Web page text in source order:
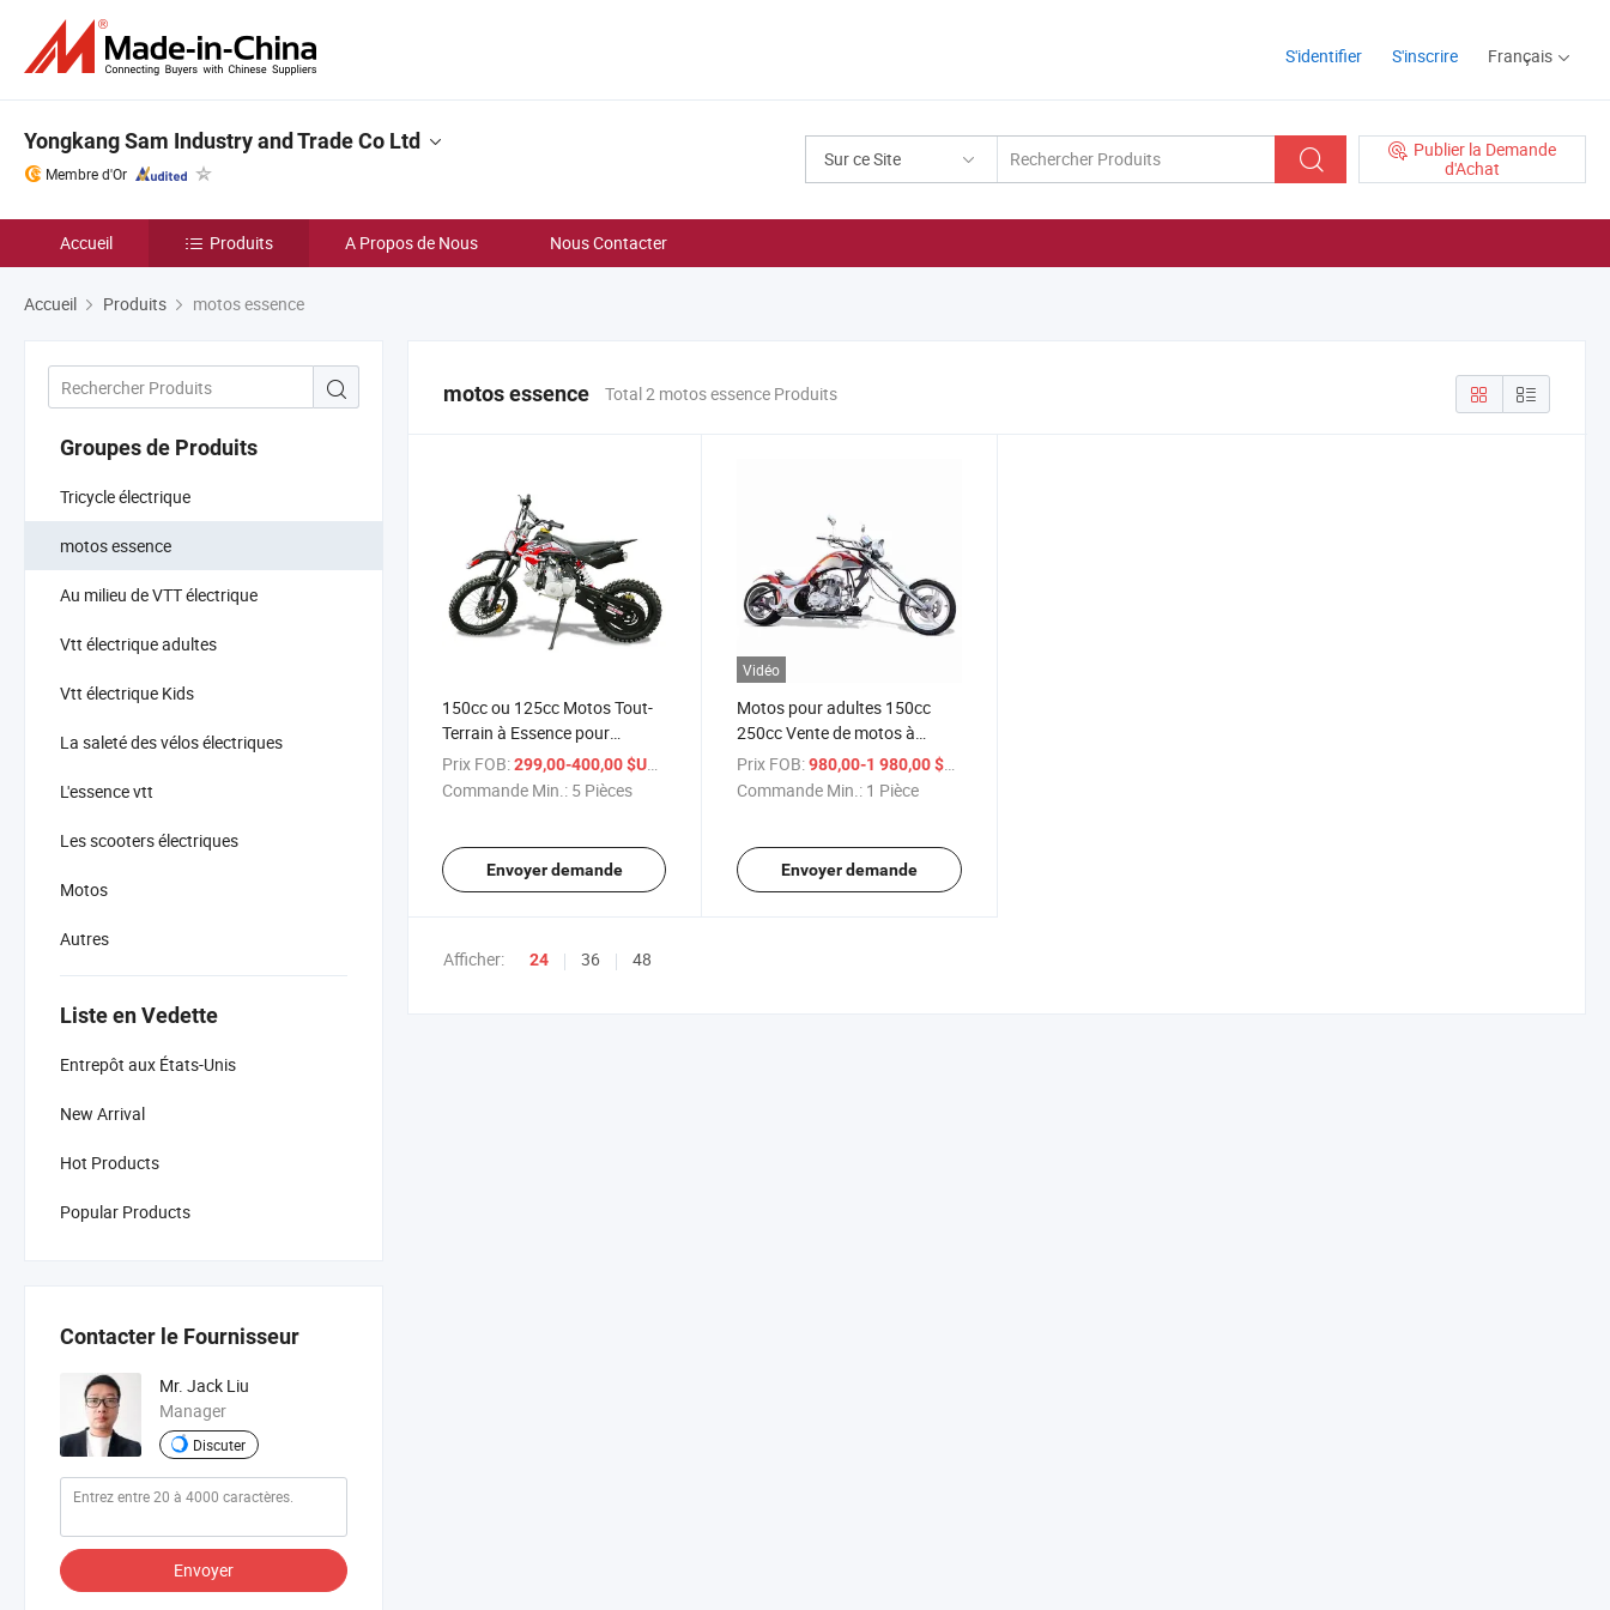
S'identifier S'inscrire Français
Sur ce Site
Publier la Demande
d'Achat
Yongkang Sam Industry and Trade Co Ltd
Membre d'Or
Accueil Produits A Propos de Nous Nous Contacter
Accueil Produits motos essence
Groupes de Produits
Tricycle électrique
motos essence
Au milieu de VTT électrique
Vtt électrique adultes
Vtt électrique Kids
La saleté des vélos électriques
L'essence vtt
Les scooters électriques
Motos
Autres
Liste en Vedette
Entrepôt aux États-Unis
New Arrival
Hot Products
Popular Products
Contacter le Fournisseur
Mr. Jack Liu
Manager
Discuter
Envoyer
motos essence Total 2 motos essence Produits
150cc ou 125cc Motos Tout-
Terrain à Essence pour
Adultes
Prix FOB:299,00-400,00 $US
Commande Min.: 5 Pièces
Envoyer demande
Vidéo
Motos pour adultes 150cc
250cc Vente de motos à
grande vitesse
Prix FOB: 980,00-1 980,00 $US
Commande Min.: 1 Pièce
Envoyer demande
Afficher: 24 36 48